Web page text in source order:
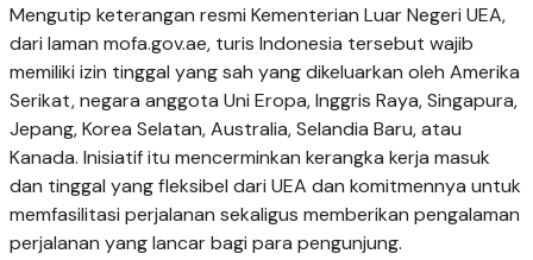
Mengutip keterangan resmi Kementerian Luar Negeri UEA,
dari laman mofa.gov.ae, turis Indonesia tersebut wajib
memiliki izin tinggal yang sah yang dikeluarkan oleh Amerika
Serikat, negara anggota Uni Eropa, Inggris Raya, Singapura,
Jepang, Korea Selatan, Australia, Selandia Baru, atau
Kanada. Inisiatif itu mencerminkan kerangka kerja masuk
dan tinggal yang fleksibel dari UEA dan komitmennya untuk
memfasilitasi perjalanan sekaligus memberikan pengalaman
perjalanan yang lancar bagi para pengunjung.